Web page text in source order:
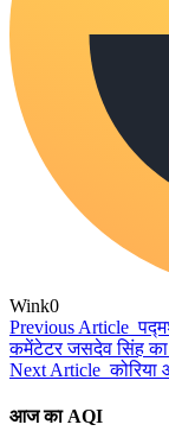
Wink0
Previous Article
कमेंटेटर जसदेव सिंह का
Next Article कोरिया
आज का AQI